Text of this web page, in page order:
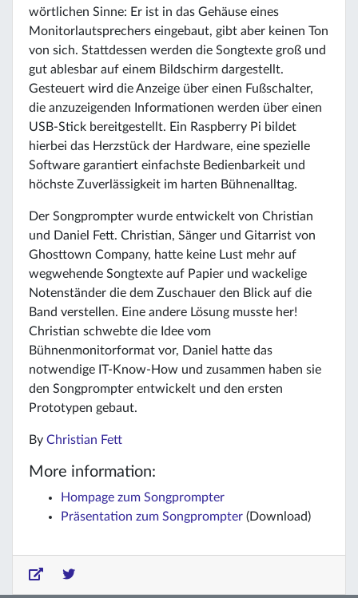
wörtlichen Sinne: Er ist in das Gehäuse eines
Monitorlautsprechers eingebaut, gibt aber keinen Ton
von sich. Stattdessen werden die Songtexte groß und
gut ablesbar auf einem Bildschirm dargestellt.
Gesteuert wird die Anzeige über einen Fußschalter,
die anzuzeigenden Informationen werden über einen
USB-Stick bereitgestellt. Ein Raspberry Pi bildet
hierbei das Herzstück der Hardware, eine spezielle
Software garantiert einfachste Bedienbarkeit und
höchste Zuverlässigkeit im harten Bühnenalltag.
Der Songprompter wurde entwickelt von Christian
und Daniel Fett. Christian, Sänger und Gitarrist von
Ghosttown Company, hatte keine Lust mehr auf
wegwehende Songtexte auf Papier und wackelige
Notenständer die dem Zuschauer den Blick auf die
Band verstellen. Eine andere Lösung musste her!
Christian schwebte die Idee vom
Bühnenmonitorformat vor, Daniel hatte das
notwendige IT-Know-How und zusammen haben sie
den Songprompter entwickelt und den ersten
Prototypen gebaut.
By Christian Fett
More information:
Hompage zum Songprompter
Präsentation zum Songprompter (Download)